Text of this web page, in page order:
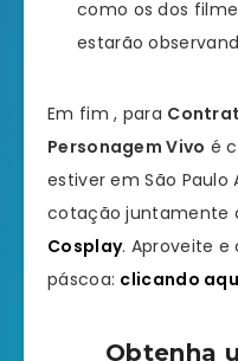
como os dos
estarão
Em fim , para
Personagem Vivo é
estiver em São
cotação juntamente
Cosplay. Aproveite e
páscoa: clicando
Obtenha